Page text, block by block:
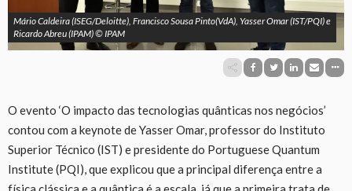
Mário Caldeira (ISEG/Deloitte), Francisco Sousa Pinto(VdA), Yasser Omar (IST/PQI) e
Ricardo Abreu (IPAM) © IPAM
O evento ‘O impacto das tecnologias quânticas nos negócios’
contou com a keynote de Yasser Omar, professor do Instituto
Superior Técnico (IST) e presidente do Portuguese Quantum
Institute (PQI), que explicou que a principal diferença entre a